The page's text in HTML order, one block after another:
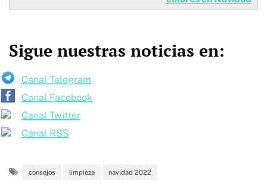
Sigue nuestras noticias en:
Canal Telegram
Canal Facebook
Canal Twitter
Canal RSS
consejos limpieza navidad 2022